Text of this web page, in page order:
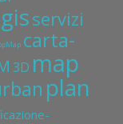
servizi
carta-
3D map
plan